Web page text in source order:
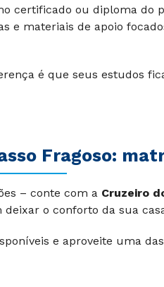
certificado ou diploma do
e materiais de apoio
é que seus estudos
Fragoso:
– conte com a Cruzeiro
deixar o conforto da sua
e aproveite uma das